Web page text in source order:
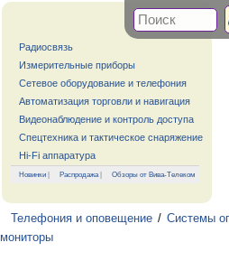
Радиосвязь
Измерительные приборы
Сетевое оборудование и телефония
Автоматизация торговли и навигация
Видеонаблюдение и контроль доступа
Спецтехника и тактическое снаряжение
Hi-Fi аппаратура
Новинки | Распродажа| Обзоры от Вива-Телеком
Телефония и оповещение / Системы
мониторы